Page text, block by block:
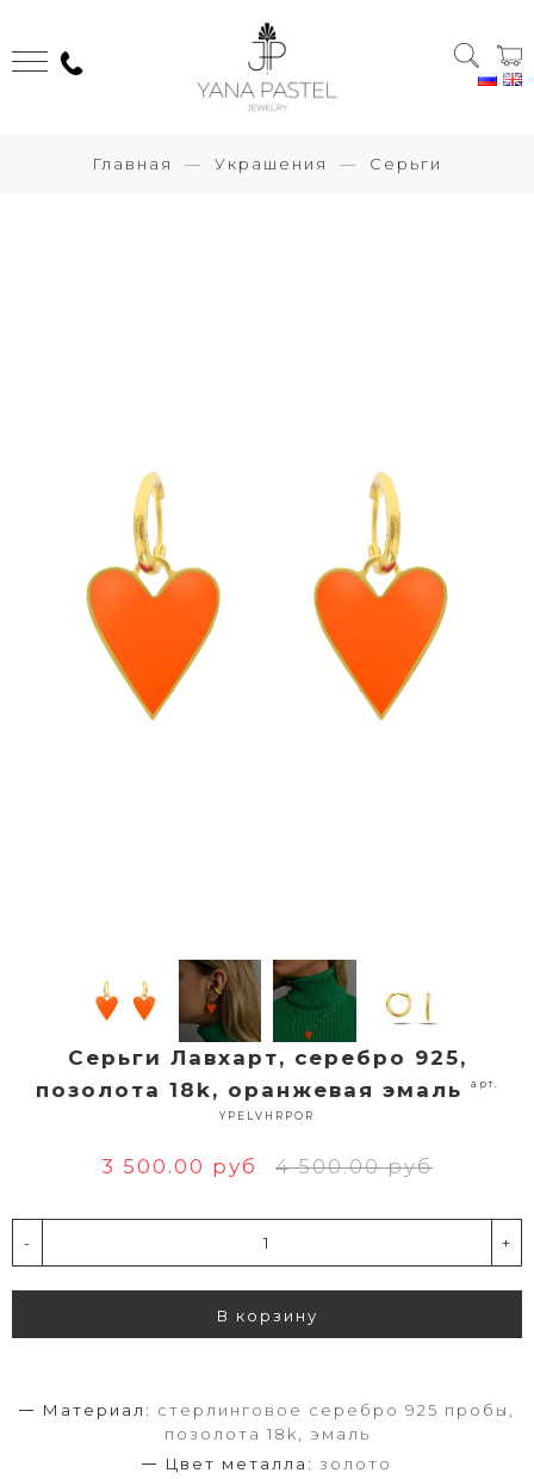
Главная Украшения Серьги
Серьги Лавхарт, серебро 925,
позолота 18k, оранжевая эмаль
арт.
YPELVHRPOR
3 500.00 руб 4 500.00 руб
- +
В корзину
Материал: стерлинговое серебро 925 пробы,
позолота 18k, эмаль
Цвет металла: золото